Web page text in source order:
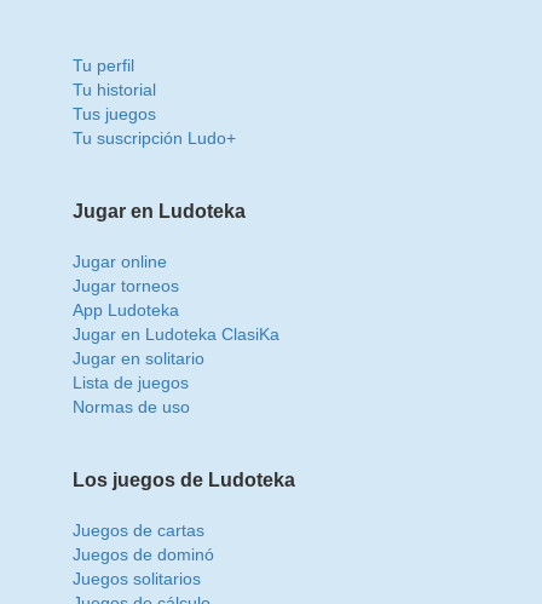
Tu perfil
Tu historial
Tus juegos
Tu suscripción Ludo+
Jugar en Ludoteka
Jugar online
Jugar torneos
App Ludoteka
Jugar en Ludoteka ClasiKa
Jugar en solitario
Lista de juegos
Normas de uso
Los juegos de Ludoteka
Juegos de cartas
Juegos de dominó
Juegos solitarios